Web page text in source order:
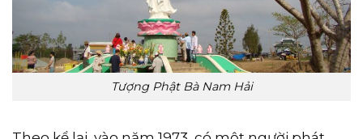
Tượng Phật Bà Nam Hải